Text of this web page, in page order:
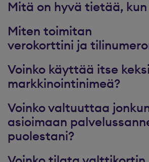
Mitä on hyvä tietää,
Miten toimitan
verokorttini ja
Voinko käyttää itse
markkinointinimeä?
Voinko valtuuttaa
asioimaan
puolestani?